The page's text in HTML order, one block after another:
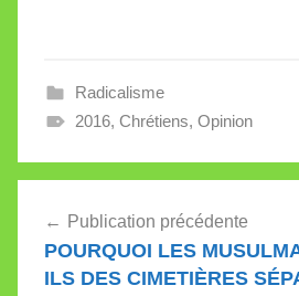
valeurs, mais d'intégrer
le reste de la population
Radicalisme
2016, Chrétiens, Opinion
de
l’article
Publication précédente
POURQUOI LES
ILS DES CIMETIÈRES